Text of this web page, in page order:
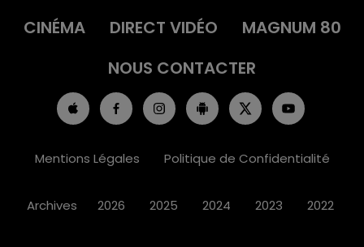
CINÉMA
DIRECT VIDÉO
MAGNUM 80
NOUS CONTACTER
Mentions Légales Politique de Confidentialité
Archives 2026 2025 2024 2023 2022